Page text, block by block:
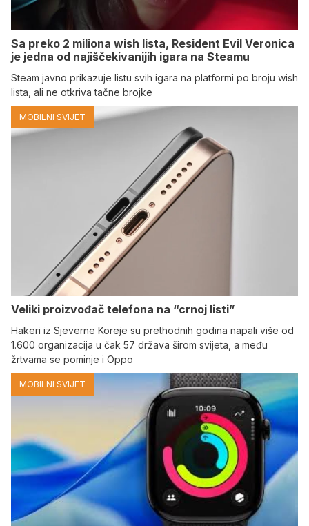
Sa preko 2 miliona wish lista, Resident Evil Veronica
je jedna od najiščekivanijih igara na Steamu
Steam javno prikazuje listu svih igara na platformi po broju wish
lista, ali ne otkriva tačne brojke
MOBILNI SVIJET
Veliki proizvođač telefona na “crnoj listi”
Hakeri iz Sjeverne Koreje su prethodnih godina napali više od
1.600 organizacija u čak 57 država širom svijeta, a među
žrtvama se pominje i Oppo
MOBILNI SVIJET